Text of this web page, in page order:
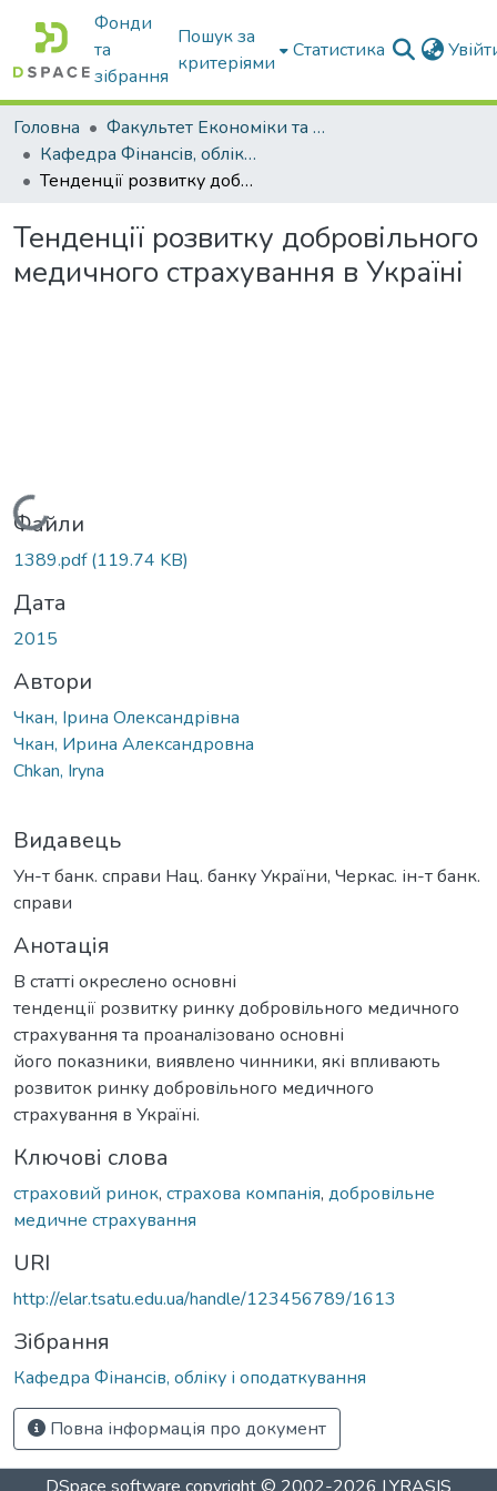
Фонди
та
зібрання
Пошук за
критеріями
Статистика
Головна
Факультет Економіки та бізнесу
Кафедра Фінансів, обліку і оподаткування
Тенденції розвитку добровільного медичного страхування в Україні
Тенденції розвитку добровільного
медичного страхування в Україні
Вантажиться...
Файли
1389.pdf(119.74 KB)
Дата
2015
Автори
Чкан, Ірина Олександрівна
Чкан, Ирина Александровна
Chkan, Iryna
Видавець
Ун-т банк. справи Нац. банку України, Черкас. ін-т банк.
справи
Анотація
В статті окреслено основні
тенденції розвитку ринку добровільного медичного
страхування та проаналізовано основні
його показники, виявлено чинники, які впливають
розвиток ринку добровільного медичного
страхування в Україні.
Ключові слова
страховий ринок, страхова компанія, добровільне
медичне страхування
URI
http://elar.tsatu.edu.ua/handle/123456789/1613
Зібрання
Кафедра Фінансів, обліку і оподаткування
Повна інформація про документ